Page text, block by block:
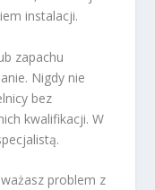
instalacji.
zapachu
Nigdy nie
bez
kwalifikacji. W
problem z